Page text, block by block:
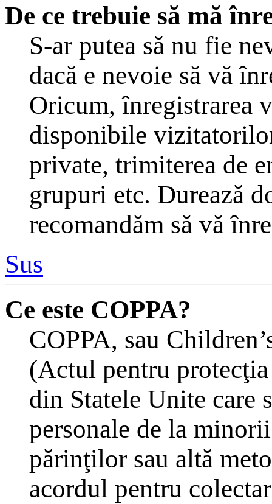
De ce trebuie să mă
S-ar putea să nu fie
dacă e nevoie să vă
Oricum, înregistrarea
disponibile
private, trimiterea de
grupuri etc. Durează
recomandăm să vă
Sus
Ce este COPPA?
COPPA, sau
(Actul pentru
din Statele Unite
personale de la
părinţilor sau altă
acordul pentru